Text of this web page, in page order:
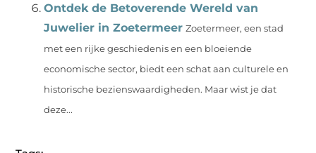
Ontdek de Betoverende Wereld van
Juwelier in Zoetermeer Zoetermeer, een stad
met een rijke geschiedenis en een bloeiende
economische sector, biedt een schat aan culturele en
historische bezienswaardigheden. Maar wist je dat
deze...